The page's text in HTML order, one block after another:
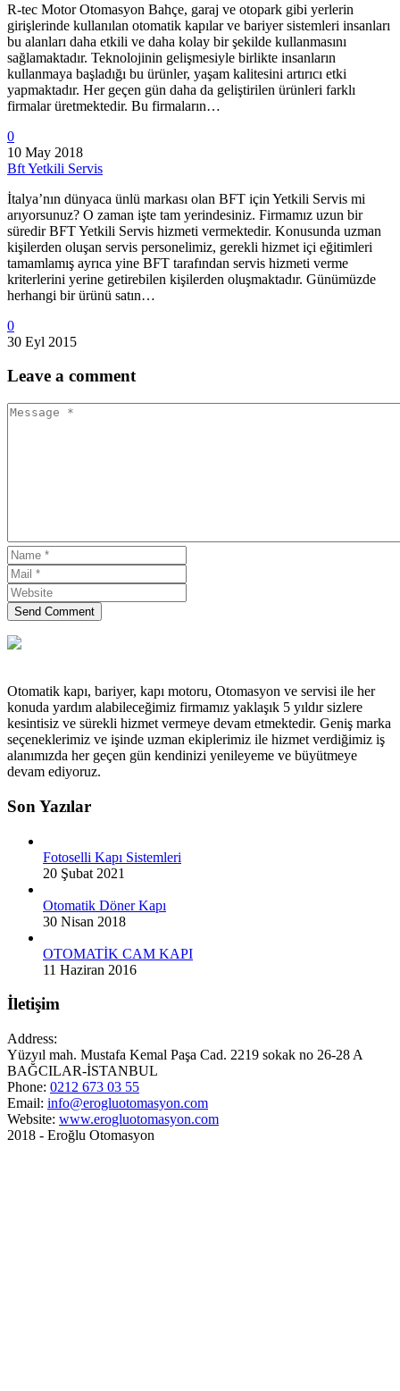
R-tec Motor Otomasyon Bahçe, garaj ve otopark gibi yerlerin
girişlerinde kullanılan otomatik kapılar ve bariyer sistemleri insanları
bu alanları daha etkili ve daha kolay bir şekilde kullanmasını
sağlamaktadır. Teknolojinin gelişmesiyle birlikte insanların
kullanmaya başladığı bu ürünler, yaşam kalitesini artırıcı etki
yapmaktadır. Her geçen gün daha da geliştirilen ürünleri farklı
firmalar üretmektedir. Bu firmaların…
0
10 May 2018
Bft Yetkili Servis
İtalya’nın dünyaca ünlü markası olan BFT için Yetkili Servis mi
arıyorsunuz? O zaman işte tam yerindesiniz. Firmamız uzun bir
süredir BFT Yetkili Servis hizmeti vermektedir. Konusunda uzman
kişilerden oluşan servis personelimiz, gerekli hizmet içi eğitimleri
tamamlamış ayrıca yine BFT tarafından servis hizmeti verme
kriterlerini yerine getirebilen kişilerden oluşmaktadır. Günümüzde
herhangi bir ürünü satın…
0
30 Eyl 2015
Leave a comment
Send Comment
Otomatik kapı, bariyer, kapı motoru, Otomasyon ve servisi ile her
konuda yardım alabileceğimiz firmamız yaklaşık 5 yıldır sizlere
kesintisiz ve sürekli hizmet vermeye devam etmektedir. Geniş marka
seçeneklerimiz ve işinde uzman ekiplerimiz ile hizmet verdiğimiz iş
alanımızda her geçen gün kendinizi yenileyeme ve büyütmeye
devam ediyoruz.
Son Yazılar
Fotoselli Kapı Sistemleri
20 Şubat 2021
Otomatik Döner Kapı
30 Nisan 2018
OTOMATİK CAM KAPI
11 Haziran 2016
İletişim
Address:
Yüzyıl mah. Mustafa Kemal Paşa Cad. 2219 sokak no 26-28 A
BAĞCILAR-İSTANBUL
Phone: 0212 673 03 55
Email: info@erogluotomasyon.com
Website: www.erogluotomasyon.com
2018 - Eroğlu Otomasyon